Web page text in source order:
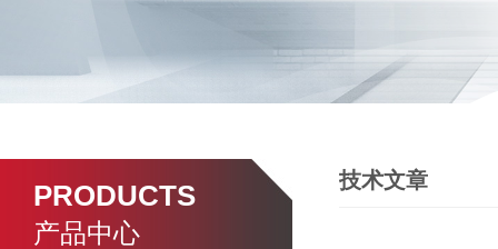
PRODUCTS
产品中心
技术文章